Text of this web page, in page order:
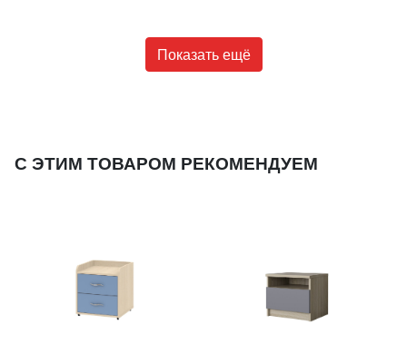
Показать ещё
С ЭТИМ ТОВАРОМ РЕКОМЕНДУЕМ